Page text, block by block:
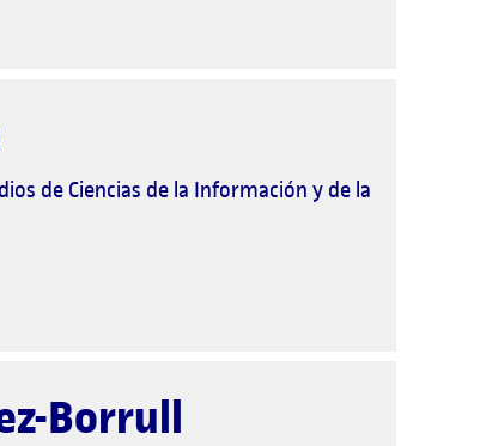
de Ciencias de la Información y de la
Borrull